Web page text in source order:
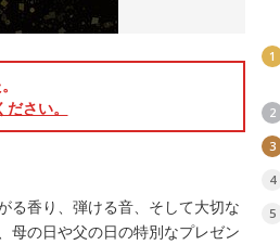
さい。
る香り、弾ける音、そして大切な
母の日や父の日の特別なプレゼン
1
2
3
4
5